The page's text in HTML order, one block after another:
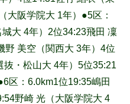
大阪学院大 1年）●5区：
大 4年）2位34:23飛田 凜
野 美空（関西大 3年）4位
・松山大 4年）5位35:21
区：6.0km1位19:35嶋田
野崎 光（大阪学院大 4